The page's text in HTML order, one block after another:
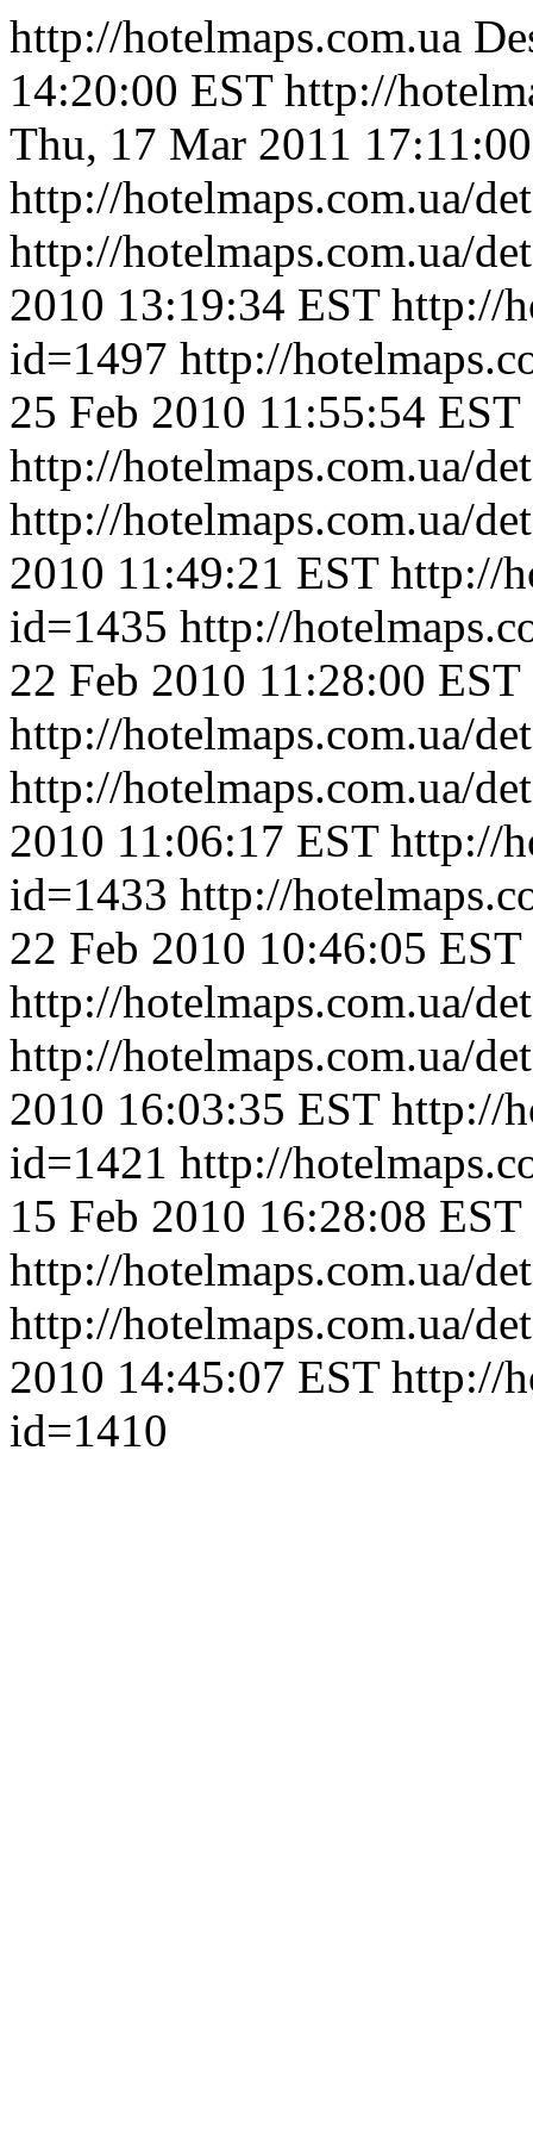
http://hotelmaps.com.ua
14:20:00 EST http://
Thu, 17 Mar 2011
http://hotelmaps.com.ua/
http://hotelmaps.com.ua/
2010 13:19:34 EST http://
id=1497 http://
25 Feb 2010 11:55:54 EST
http://hotelmaps.com.ua/
http://hotelmaps.com.ua/
2010 11:49:21 EST http://
id=1435 http://
22 Feb 2010 11:28:00 EST
http://hotelmaps.com.ua/
http://hotelmaps.com.ua/
2010 11:06:17 EST http://
id=1433 http://
22 Feb 2010 10:46:05 EST
http://hotelmaps.com.ua/
http://hotelmaps.com.ua/
2010 16:03:35 EST http://
id=1421 http://
15 Feb 2010 16:28:08 EST
http://hotelmaps.com.ua/
http://hotelmaps.com.ua/
2010 14:45:07 EST http://
id=1410